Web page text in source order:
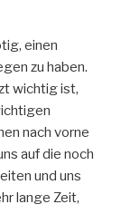
einen
zu haben.
wichtig ist,
nach vorne
auf die noch
und uns
lange Zeit,